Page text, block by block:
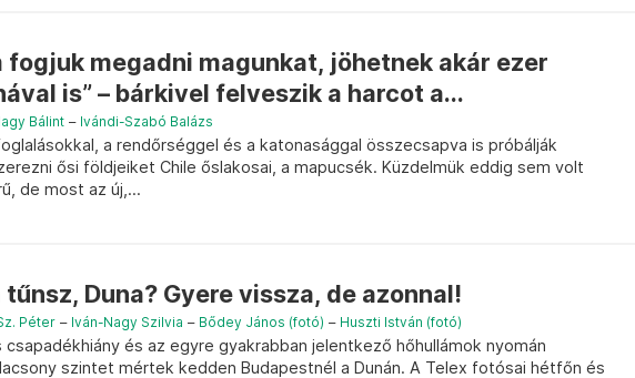
fogjuk megadni magunkat, jöhetnek akár ezer
is” – bárkivel felveszik a harcot a...
Bálint – Ivándi-Szabó Balázs
a rendőrséggel és a katonasággal összecsapva is próbálják
ősi földjeiket Chile őslakosai, a mapucsék. Küzdelmük eddig sem volt
de most az új,...
tűnsz, Duna? Gyere vissza, de azonnal!
Péter – Iván-Nagy Szilvia – Bődey János (fotó) – Huszti István (fotó)
csapadékhiány és az egyre gyakrabban jelentkező hőhullámok nyomán
szintet mértek kedden Budapestnél a Dunán. A Telex fotósai hétfőn és